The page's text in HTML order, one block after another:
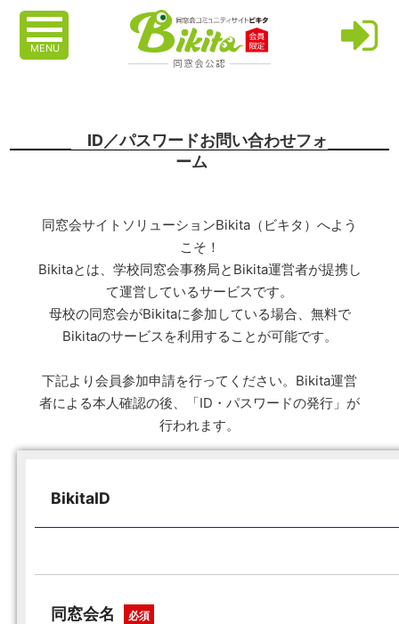
MENU
ID／パスワードお問い合わせフォ
ーム
同窓会サイトソリューションBikita（ビキタ）へよう
こそ！
Bikitaとは、学校同窓会事務局とBikita運営者が提携し
て運営しているサービスです。
母校の同窓会がBikitaに参加している場合、無料で
Bikitaのサービスを利用することが可能です。
下記より会員参加申請を行ってください。Bikita運営
者による本人確認の後、「ID・パスワードの発行」が
行われます。
BikitaID
同窓会名 必須